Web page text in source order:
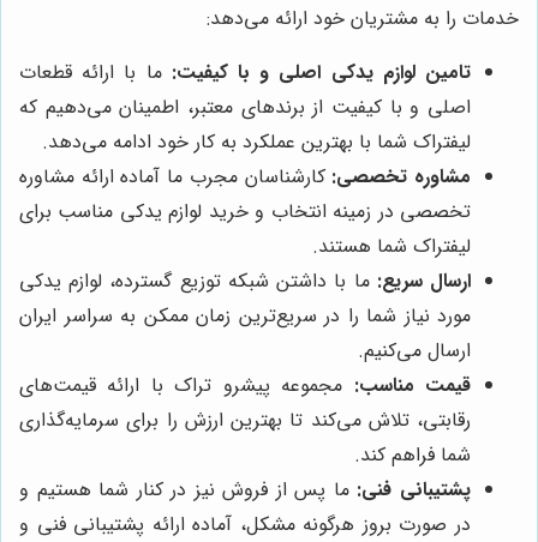
خدمات را به مشتریان خود ارائه می‌دهد:
تامین لوازم یدکی اصلی و با کیفیت: ما با ارائه قطعات
اصلی و با کیفیت از برندهای معتبر، اطمینان می‌دهیم که
لیفتراک شما با بهترین عملکرد به کار خود ادامه می‌دهد.
مشاوره تخصصی: کارشناسان مجرب ما آماده ارائه مشاوره
تخصصی در زمینه انتخاب و خرید لوازم یدکی مناسب برای
لیفتراک شما هستند.
ارسال سریع: ما با داشتن شبکه توزیع گسترده، لوازم یدکی
مورد نیاز شما را در سریع‌ترین زمان ممکن به سراسر ایران
ارسال می‌کنیم.
قیمت مناسب: مجموعه پیشرو تراک با ارائه قیمت‌های
رقابتی، تلاش می‌کند تا بهترین ارزش را برای سرمایه‌گذاری
شما فراهم کند.
پشتیبانی فنی: ما پس از فروش نیز در کنار شما هستیم و
در صورت بروز هرگونه مشکل، آماده ارائه پشتیبانی فنی و